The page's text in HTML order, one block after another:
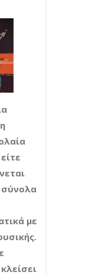
σύνολα
με